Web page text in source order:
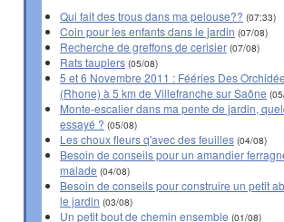
Qui fait des trous dans ma pelouse?? (07:33)
Coin pour les enfants dans le jardin (07/08)
Recherche de greffons de cerisier (07/08)
Rats taupiers (05/08)
5 et 6 Novembre 2011 : Fééries Des
(Rhone) à 5 km de Villefranche sur Saône
Monte-escalier dans ma pente de jardin,
essayé ? (05/08)
Les choux fleurs q'avec des feuilles (04/08)
Besoin de conseils pour un amandier
malade (04/08)
Besoin de conseils pour construire un petit
le jardin (03/08)
Un petit bout de chemin ensemble (01/08)